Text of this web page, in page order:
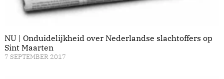
NU | Onduidelijkheid over Nederlandse slachtoffers op
Sint Maarten
7 SEPTEMBER 2017